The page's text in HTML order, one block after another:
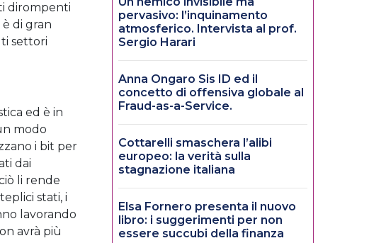
dirompenti
di gran
settori
ed è in
modo
i bit per
dai
li rende
stati, i
lavorando
avrà più
pervasivo: l’inquinamento
atmosferico. Intervista al prof.
Sergio Harari
Anna Ongaro Sis ID ed il
concetto di offensiva globale al
Fraud-as-a-Service.
Cottarelli smaschera l’alibi
europeo: la verità sulla
stagnazione italiana
Elsa Fornero presenta il nuovo
libro: i suggerimenti per non
essere succubi della finanza